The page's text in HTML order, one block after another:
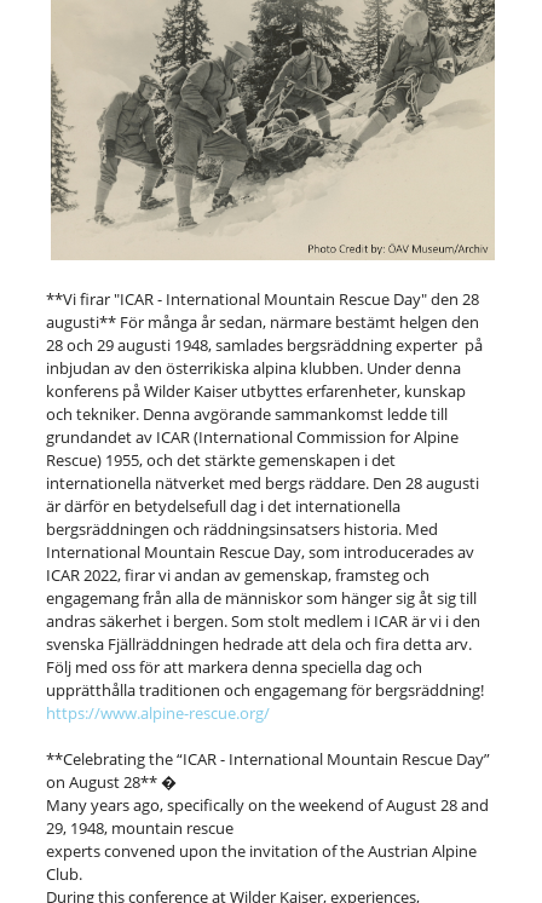
**Vi firar "ICAR - International Mountain Rescue Day" den 28
augusti** För många år sedan, närmare bestämt helgen den
28 och 29 augusti 1948, samlades bergsräddning experter på
inbjudan av den österrikiska alpina klubben. Under denna
konferens på Wilder Kaiser utbyttes erfarenheter, kunskap
och tekniker. Denna avgörande sammankomst ledde till
grundandet av ICAR (International Commission for Alpine
Rescue) 1955, och det stärkte gemenskapen i det
internationella nätverket med bergs räddare. Den 28 augusti
är därför en betydelsefull dag i det internationella
bergsräddningen och räddningsinsatsers historia. Med
International Mountain Rescue Day, som introducerades av
ICAR 2022, firar vi andan av gemenskap, framsteg och
engagemang från alla de människor som hänger sig åt sig till
andras säkerhet i bergen. Som stolt medlem i ICAR är vi i den
svenska Fjällräddningen hedrade att dela och fira detta arv.
Följ med oss ​​för att markera denna speciella dag och
upprätthålla traditionen och engagemang för bergsräddning!
https://www.alpine-rescue.org/
**Celebrating the “ICAR - International Mountain Rescue Day”
on August 28** �
Many years ago, specifically on the weekend of August 28 and
29, 1948, mountain rescue
experts convened upon the invitation of the Austrian Alpine
Club.
During this conference at Wilder Kaiser, experiences,